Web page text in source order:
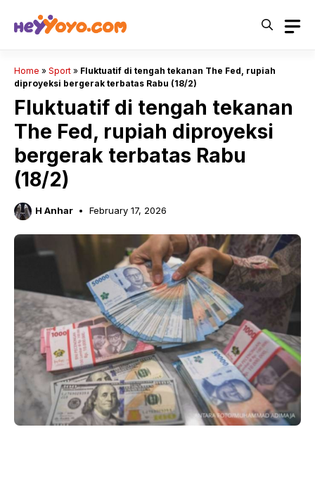
Home » Sport » Fluktuatif di tengah tekanan The Fed, rupiah
diproyeksi bergerak terbatas Rabu (18/2)
Fluktuatif di tengah tekanan
The Fed, rupiah diproyeksi
bergerak terbatas Rabu
(18/2)
H Anhar February 17, 2026